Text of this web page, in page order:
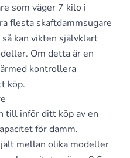
som väger 7 kilo i
flesta skaftdammsugare
kan vikten självklart
Om detta är en
kontrollera
köp.
till inför ditt köp av en
för damm.
mellan olika modeller